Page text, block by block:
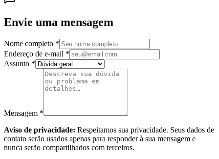
Envie uma mensagem
Nome completo *
Endereço de e-mail *
Assunto *
Mensagem *
Aviso de privacidade: Respeitamos sua privacidade. Seus dados de
contato serão usados apenas para responder à sua mensagem e
nunca serão compartilhados com terceiros.